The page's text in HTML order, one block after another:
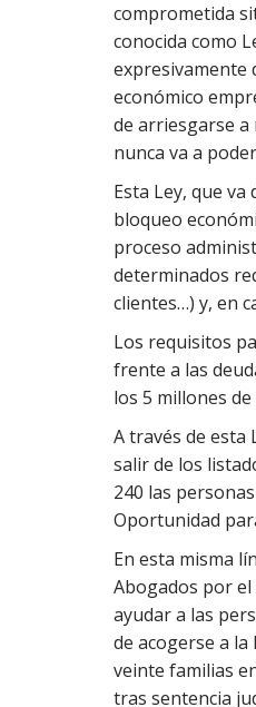
comprometida
conocida como
expresivamente
económico
de arriesgarse
nunca va a
Esta Ley, que
bloqueo
proceso
determinados
clientes…) y, en
Los requisitos
frente a las
los 5 millones
A través de esta
salir de los
240 las
Oportunidad
En esta misma
Abogados por
ayudar a las
de acogerse a
veinte familias
tras sentencia